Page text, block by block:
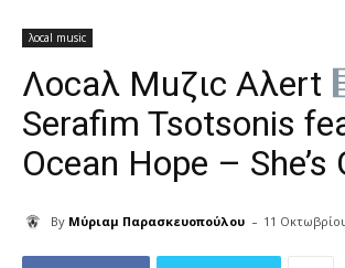
λocal music
Λocaλ Μuζιc Aλert
Serafim Tsotsonis
Ocean Hope – She’s
By Μύριαμ Παρασκευοπούλου - 11